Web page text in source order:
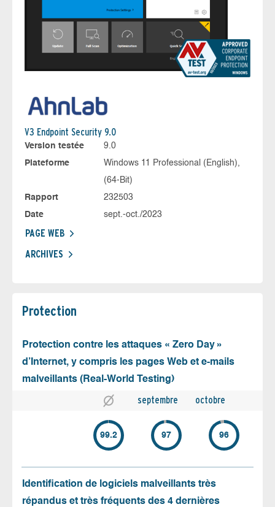
V3 Endpoint Security 9.0
Version testée
9.0
Plateforme
Windows 11 Professional (English),
(64-Bit)
Rapport
232503
Date
sept.-oct./2023
PAGE WEB
ARCHIVES
Protection
Protection contre les attaques « Zero Day »
d’Internet, y compris les pages Web et e-mails
malveillants (Real-World Testing)
septembre octobre
99.2 97 96
Identification de logiciels malveillants très
répandus et très fréquents des 4 dernières